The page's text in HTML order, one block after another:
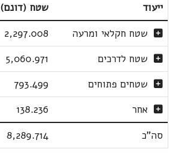
ייעוד שטח (דונם)
שטח חקלאי ומרעה
2,297.008
שטח לדרכים
5,060.971
שטחים פתוחים
793.499
אחר
138.236
סה"כ
8,289.714